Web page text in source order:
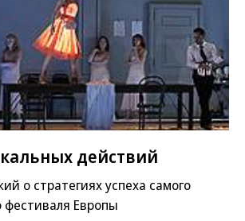
действий
о стратегиях успеха самого
фестиваля Европы